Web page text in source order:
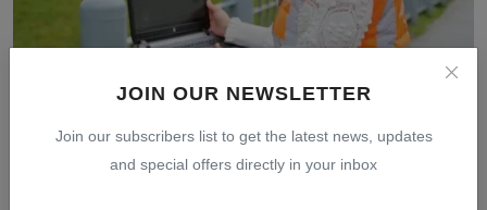
JOIN OUR NEWSLETTER
Join our subscribers list to get the latest news, updates
and special offers directly in your inbox
5 Perbedaan Quiet Ambition dan Hustle Culture yang
Haru...
10